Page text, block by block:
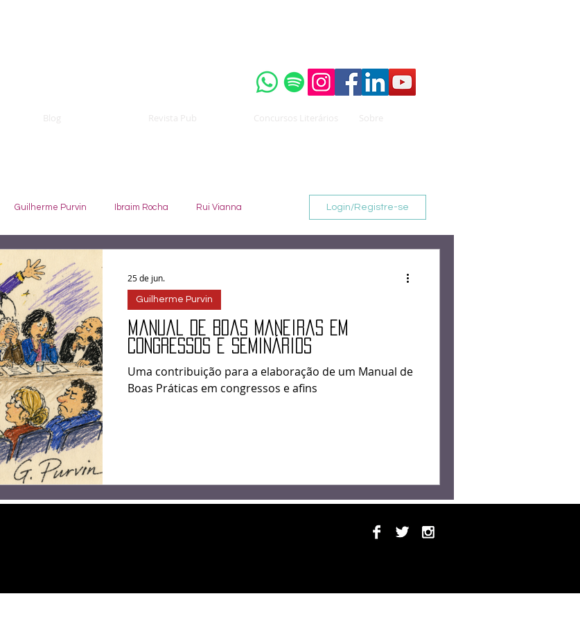
Blog Revista Pub Concursos Literários Sobre
Guilherme Purvin Ibraim Rocha Rui Vianna
GIffoni Sebastião Staut
Elizabeth Harkot Paulo Velten Daniel Ferraz
Crônica Zeca Sampaio Política
Patrícia Bianchi IBAP
Hernandez Paulo Torelly
Login/Registre-se
Manual de boas maneiras em
congressos e seminários
Uma contribuição para a elaboração de um Manual de
Boas Práticas em congressos e afins
Guilherme Purvin
25 de jun.